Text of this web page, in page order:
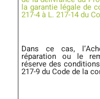
la garantie légale de
217-4 à L. 217-14 du
Dans ce cas,
réparation ou le
réserve des
217-9 du Code de la